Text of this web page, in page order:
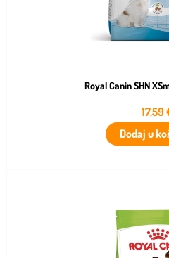
Royal Canin SHN
17,59
Dodaj u